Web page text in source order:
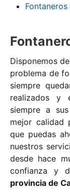
Fontaneros
Disponemos
problema de
siempre
realizados y
siempre a
mejor calidad
que puedas
nuestros
desde hace
confianza y
provincia de